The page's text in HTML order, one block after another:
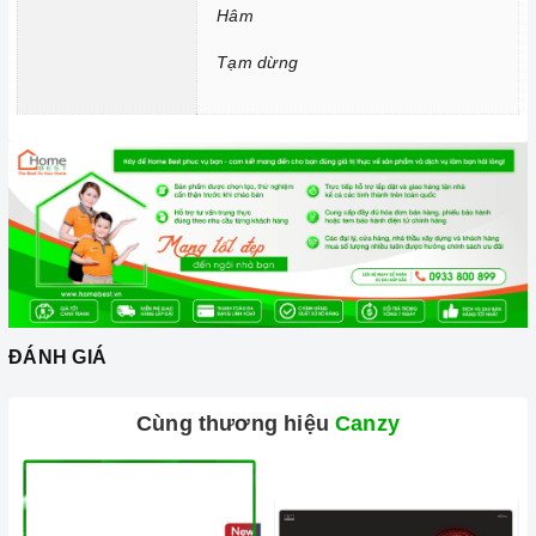
Bếp từ đôi Canzy CZ-ML779G
Hâm
Tạm dừng
ĐÁNH GIÁ
Cùng thương hiệuCanzy